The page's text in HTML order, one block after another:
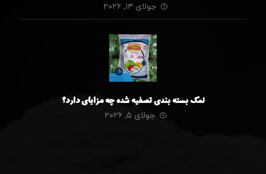
جولای ۱۴, ۲۰۲۶
نمک بسته بندی تصفیه شده چه مزایای دارد؟
جولای ۵, ۲۰۲۶